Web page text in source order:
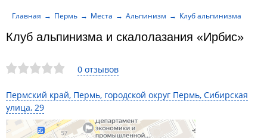
0 отзывов
Пермский край, Пермь, городской округ Пермь, Сибирская
улица, 29
Клуб альпинизма и скалолазания «Ирбис»
Главная Пермь Места Альпинизм Клуб альпинизма и